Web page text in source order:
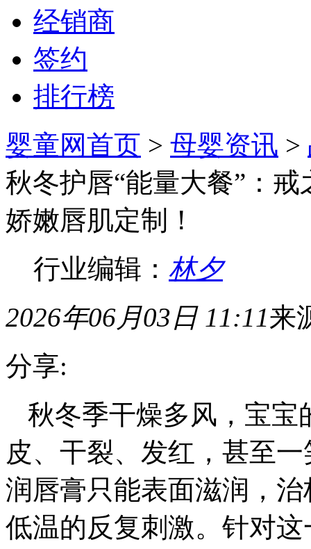
经销商
签约
排行榜
婴童网首页 > 母婴资讯 >
秋冬护唇“能量大餐”：
娇嫩唇肌定制！
行业编辑： 林夕
2026年06月03日 11:11来
分享:
秋冬季干燥多风，宝宝
皮、干裂、发红，甚至
润唇膏只能表面滋润，
低温的反复刺激。针对